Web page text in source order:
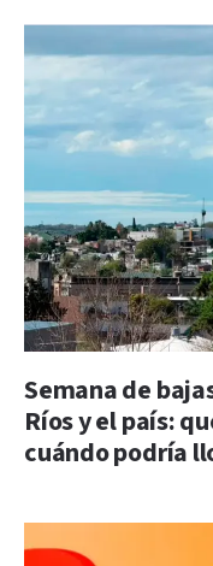
Semana de
Ríos y el país:
cuándo podría